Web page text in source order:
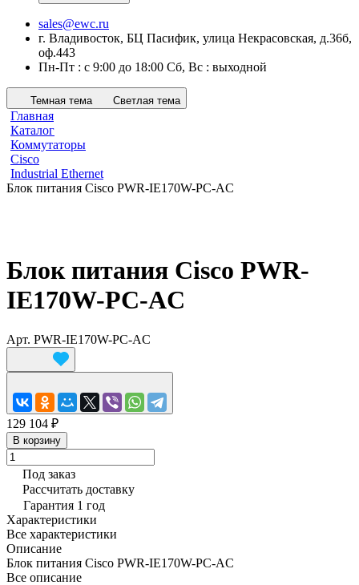
sales@ewc.ru
г. Владивосток, БЦ Пасифик, улица Некрасовская, д.36б,
оф.443
Пн-Пт : с 9:00 до 18:00 Сб, Вс : выходной
Темная тема Светлая тема
Главная
Каталог
Коммутаторы
Cisco
Industrial Ethernet
Блок питания Cisco PWR-IE170W-PC-AC
Блок питания Cisco PWR-
IE170W-PC-AC
Арт. PWR-IE170W-PC-AC
129 104 ₽
В корзину
Под заказ
Рассчитать доставку
Гарантия 1 год
Характеристики
Все характеристики
Описание
Блок питания Cisco PWR-IE170W-PC-AC
Все описание